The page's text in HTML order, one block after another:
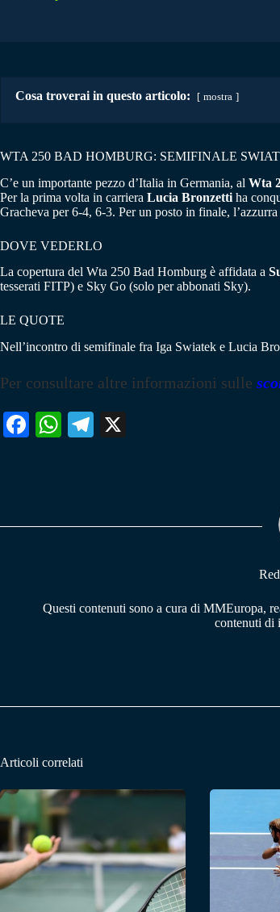
Cosa troverai in questo articolo: mostra
WTA 250 BAD HOMBURG: SEMIFINALE
C’e un importante pezzo d’Italia in Germania, al Wta
Per la prima volta in carriera Lucia Bronzetti ha
Gracheva per 6-4, 6-3. Per un posto in finale,
DOVE VEDERLO
La copertura del Wta 250 Bad Homburg è affidata a
tesserati FITP) e Sky Go (solo per abbonati Sky).
LE QUOTE
Nell’incontro di semifinale fra Iga Swiatek e Lucia
Per consultare altre informazioni sulle
Fa W
pp
Te
m
Questi contenuti sono a cura di MMEuropa,
contenuti di
Articoli correlati